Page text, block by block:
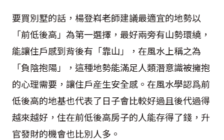
要買別墅的話，楊登嵙老師建議最適宜的地勢以
「前低後高」為第一選擇，最好兩旁有山勢環繞，
能讓住戶感到背後有「靠山」，在風水上稱之為
「負陰抱陽」，這種地勢能滿足人類潛意識被擁抱
的心理需要，讓住戶産生安全感。在風水學認爲前
低後高的地基也代表了日子會比較好過且後代過得
越來越好，住在前低後高房子的人能存得了錢，升
官發財的機會也比別人多。